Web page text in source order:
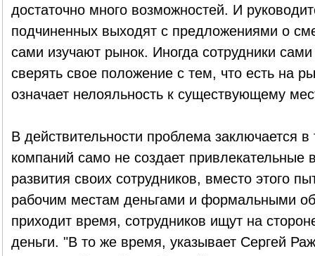
достаточно много возможностей. И
подчиненных выходят с предложениями о
сами изучают рынок. Иногда сотрудники
сверять свое положение с тем, что есть на
означает нелояльность к существующему
В действительности проблема заключается в
компаний само не создает привлекательные
развития своих сотрудников, вместо этого
рабочим местам деньгами и формальными
приходит время, сотрудников ищут на
деньги. "В то же время, указывает Сергей